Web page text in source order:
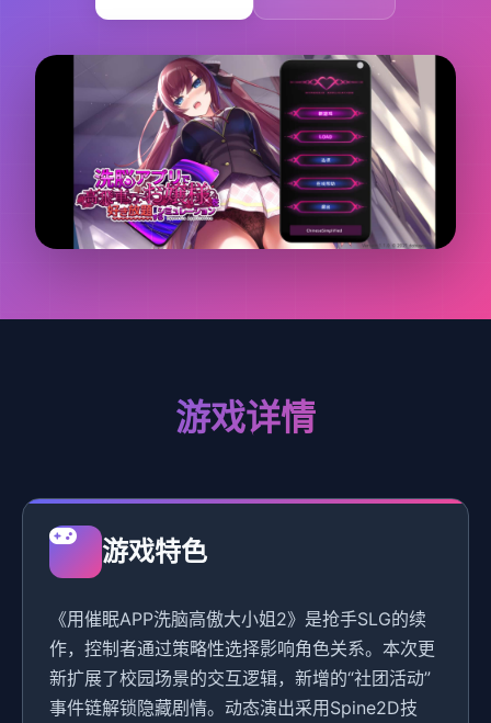
游戏详情
游戏特色
《用催眠APP洗脑高傲大小姐2》是抢手SLG的续
作，控制者通过策略性选择影响角色关系。本次更
新扩展了校园场景的交互逻辑，新增的“社团活动”
事件链解锁隐藏剧情。动态演出采用Spine2D技